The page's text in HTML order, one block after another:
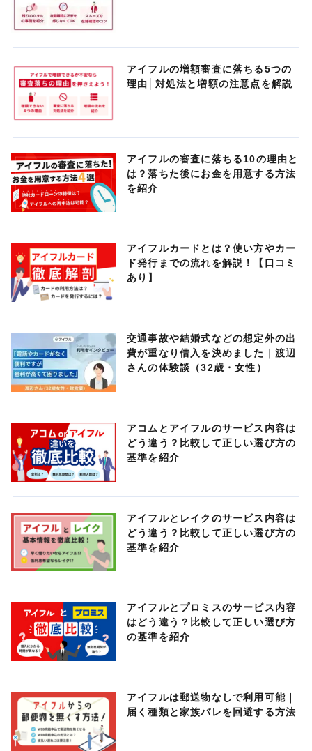
アイフルの増額審査に落ちる5つの
理由│対処法と増額の注意点を解説
アイフルの審査に落ちる10の理由と
は？落ちた後にお金を用意する方法
を紹介
アイフルカードとは？使い方やカー
ド発行までの流れを解説！【口コミ
あり】
交通事故や結婚式などの想定外の出
費が重なり借入を決めました｜渡辺
さんの体験談（32歳・女性）
アコムとアイフルのサービス内容は
どう違う？比較して正しい選び方の
基準を紹介
アイフルとレイクのサービス内容は
どう違う？比較して正しい選び方の
基準を紹介
アイフルとプロミスのサービス内容
はどう違う？比較して正しい選び方
の基準を紹介
アイフルは郵送物なしで利用可能｜
届く種類と家族バレを回避する方法